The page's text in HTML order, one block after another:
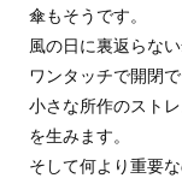
傘もそうです。
風の日に裏返らない
ワンタッチで開閉で
小さな所作のスト
を生みます。
そして何より重要